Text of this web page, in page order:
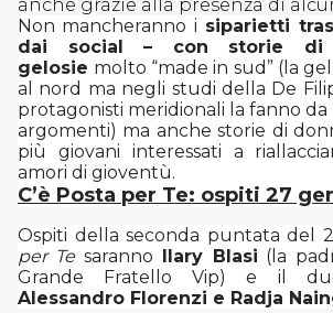
anche grazie alla presenza di
Non mancheranno i siparietti
dai social – con storie di
gelosie molto “made in sud” (la
al nord ma negli studi della De
protagonisti meridionali la fanno
argomenti) ma anche storie di
più giovani interessati a
amori di gioventù.
C’è Posta per Te: ospiti 27
Ospiti della seconda puntata del
per Te saranno Ilary Blasi (la
Grande Fratello Vip) e il
Alessandro Florenzi e Radja